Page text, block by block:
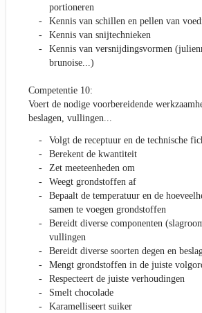
portioneren
Kennis van schillen en pellen van
Kennis van snijtechnieken
Kennis van versnijdingsvormen
brunoise...)
Competentie 10:
Voert de nodige voorbereidende
beslagen, vullingen...
Volgt de receptuur en de technische
Berekent de kwantiteit
Zet meeteenheden om
Weegt grondstoffen af
Bepaalt de temperatuur en de
samen te voegen grondstoffen
Bereidt diverse componenten
vullingen
Bereidt diverse soorten degen en
Mengt grondstoffen in de juiste
Respecteert de juiste verhoudingen
Smelt chocolade
Karamelliseert suiker